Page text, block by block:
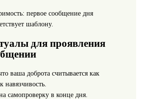
первое сообщение дня
шаблону.
для проявления
ваша доброта считывается как
навязчивость.
самопроверку в конце дня.